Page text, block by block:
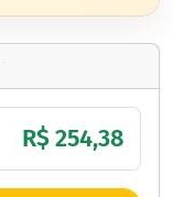
R$ 254,38